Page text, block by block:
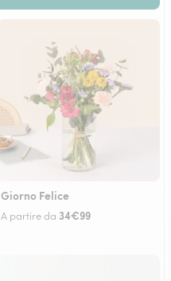
Giorno Felice
A partire da 34€99